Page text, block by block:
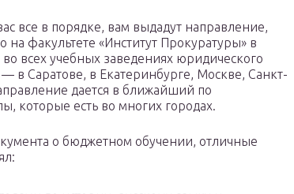
все в порядке, вам выдадут направление,
факультете «Институт Прокуратуры» в
всех учебных заведениях юридического
в Саратове, в Екатеринбурге, Москве, Санкт-
дается в ближайший по
которые есть во многих городах.
о бюджетном обучении, отличные